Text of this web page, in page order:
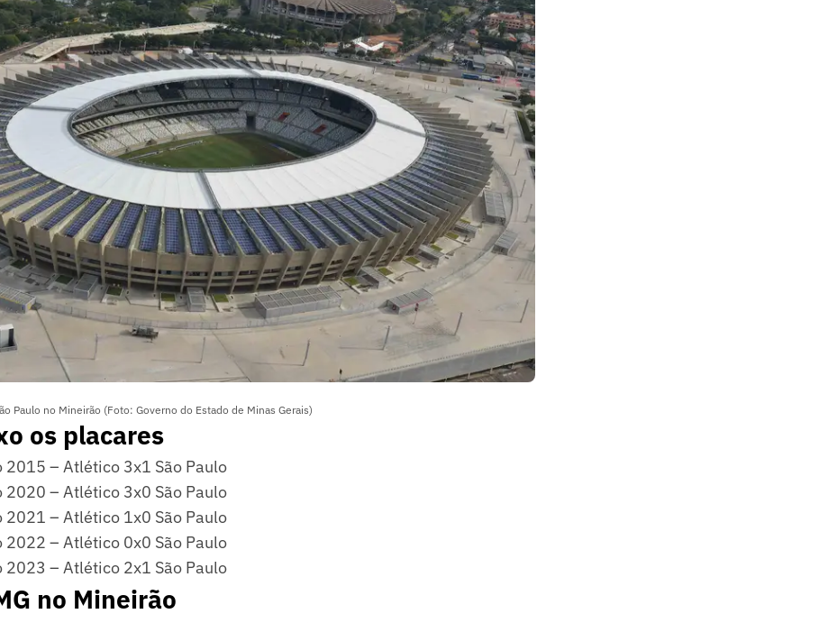
Paulo no Mineirão (Foto: Governo do Estado de Minas Gerais)
os placares
– Atlético 3x1 São Paulo
– Atlético 3x0 São Paulo
– Atlético 1x0 São Paulo
– Atlético 0x0 São Paulo
– Atlético 2x1 São Paulo
no Mineirão